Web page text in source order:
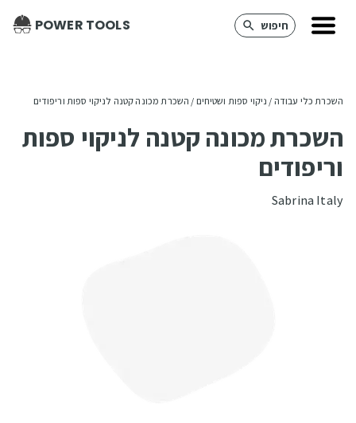
חיפוש POWER TOOLS
השכרת כלי עבודה / ניקוי ספות ושטיחים / השכרת מכונה קטנה לניקוי ספות וריפודים
השכרת מכונה קטנה לניקוי ספות
וריפודים
Sabrina Italy